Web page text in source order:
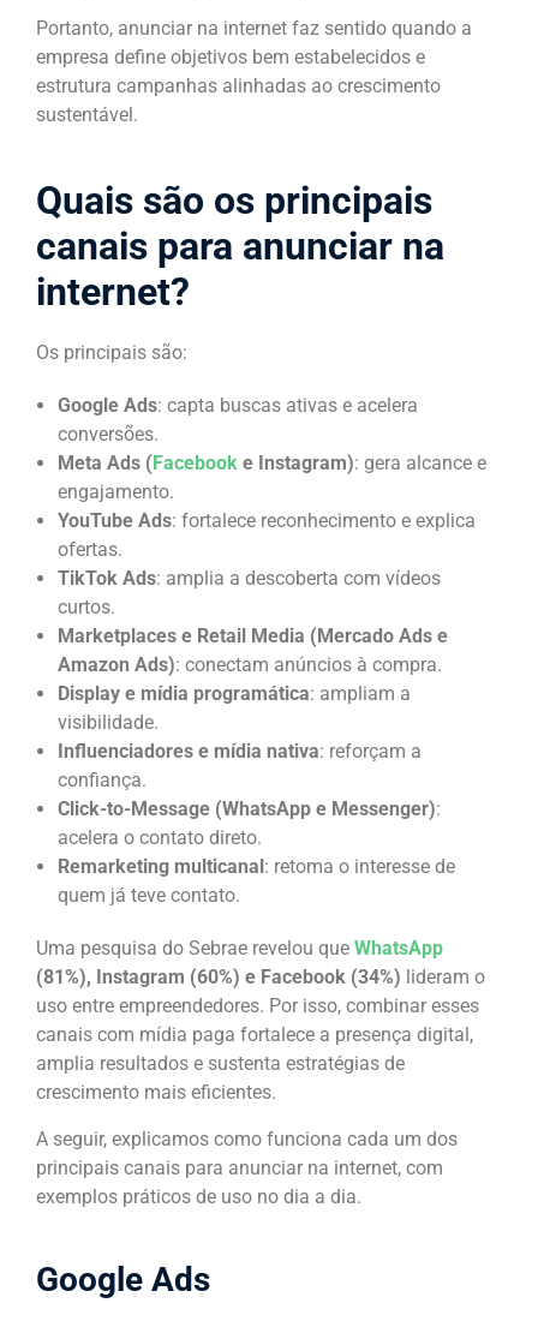
Portanto, anunciar na internet faz sentido quando a
empresa define objetivos bem estabelecidos e
estrutura campanhas alinhadas ao crescimento
sustentável.
Quais são os principais
canais para anunciar na
internet?
Os principais são:
Google Ads: capta buscas ativas e acelera
conversões.
Meta Ads ( Facebook e Instagram): gera alcance e
engajamento.
YouTube Ads: fortalece reconhecimento e explica
ofertas.
TikTok Ads: amplia a descoberta com vídeos
curtos.
Marketplaces e Retail Media (Mercado Ads e
Amazon Ads): conectam anúncios à compra.
Display e mídia programática: ampliam a
visibilidade.
Influenciadores e mídia nativa: reforçam a
confiança.
Click-to-Message (WhatsApp e Messenger):
acelera o contato direto.
Remarketing multicanal : retoma o interesse de
quem já teve contato.
Uma pesquisa do Sebrae revelou que WhatsApp
(81%), Instagram (60%) e Facebook (34%) lideram o
uso entre empreendedores. Por isso, combinar esses
canais com mídia paga fortalece a presença digital,
amplia resultados e sustenta estratégias de
crescimento mais eficientes.
A seguir, explicamos como funciona cada um dos
principais canais para anunciar na internet, com
exemplos práticos de uso no dia a dia.
Google Ads